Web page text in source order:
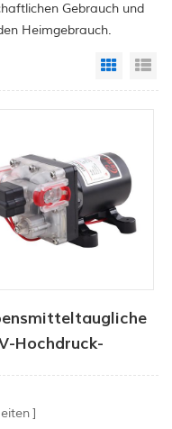
Gebrauch und
Heimgebrauch.
Grid
Hochdruck-